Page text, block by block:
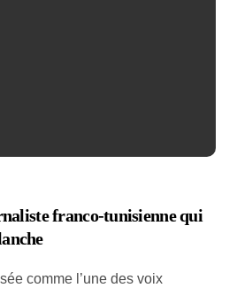
franco-tunisienne qui